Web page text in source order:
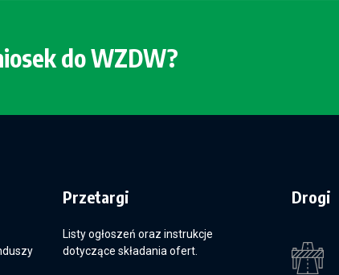
do WZDW?
Przetargi
Listy ogłoszeń oraz instrukcje
dotyczące składania ofert.
Drogi